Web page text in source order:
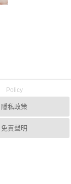
Policy
隱私政策
免責聲明